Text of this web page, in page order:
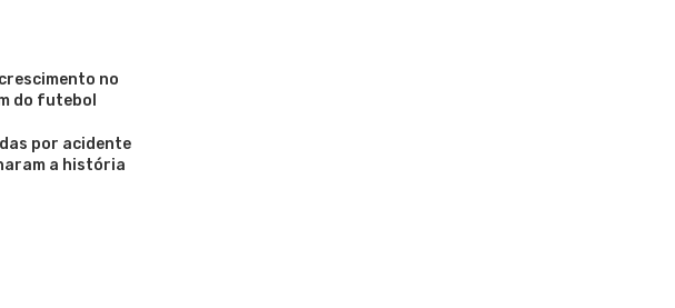
no
do futebol
por acidente
a história